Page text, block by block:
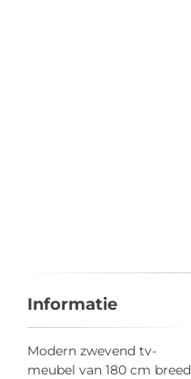
Informatie
Modern zwevend tv-
meubel van 180 cm breed